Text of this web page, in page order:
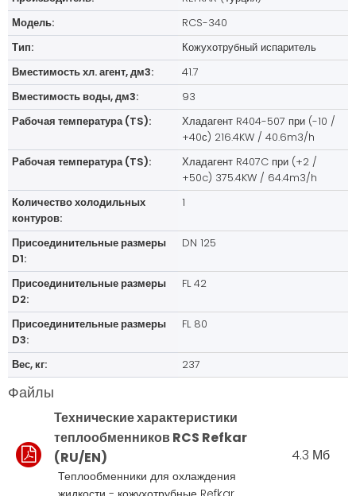
Модель:
RCS-340
Тип:
Кожухотрубный испаритель
Вместимость хл. агент, дм3:
41.7
Вместимость воды, дм3:
93
Рабочая температура (TS):
Хладагент R404-507 при (-10 /
+40с) 216.4KW / 40.6m3/h
Рабочая температура (TS):
Хладагент R407C при (+2 /
+50c) 375.4KW / 64.4m3/h
Количество холодильных
контуров:
1
Присоединительные размеры
D1:
DN 125
Присоединительные размеры
D2:
FL 42
Присоединительные размеры
D3:
FL 80
Вес, кг: 237
Файлы
Технические характеристики
теплообменников RCS Refkar
(RU/EN)
Теплообменники для охлаждения
4.3 Мб